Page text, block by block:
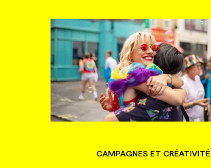
CAMPAGNES ET CRÉATIVITÉ